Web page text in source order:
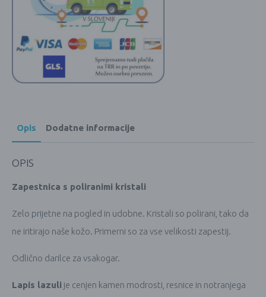
Opis Dodatne informacije
OPIS
Zapestnica s poliranimi kristali
Zelo prijetne na pogled in udobne. Kristali so polirani, tako da
ne iritirajo naše kožo. Primerni so za vse velikosti zapestij.
Odlično darilce za vsakogar.
Lapis lazuli je cenjen kamen modrosti, resnice in notranjega